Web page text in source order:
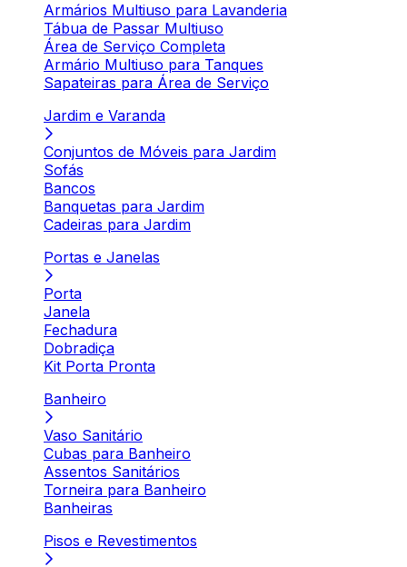
Armários Multiuso para Lavanderia
Tábua de Passar Multiuso
Área de Serviço Completa
Armário Multiuso para Tanques
Sapateiras para Área de Serviço
Jardim e Varanda
Conjuntos de Móveis para Jardim
Sofás
Bancos
Banquetas para Jardim
Cadeiras para Jardim
Portas e Janelas
Porta
Janela
Fechadura
Dobradiça
Kit Porta Pronta
Banheiro
Vaso Sanitário
Cubas para Banheiro
Assentos Sanitários
Torneira para Banheiro
Banheiras
Pisos e Revestimentos